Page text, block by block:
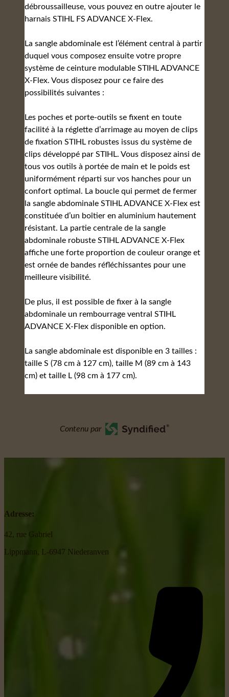
débroussailleuse, vous pouvez en outre ajouter le
harnais STIHL FS ADVANCE X-Flex.
La sangle abdominale est l’élément central à partir
duquel vous composez ensuite votre propre
système de ceinture modulable STIHL ADVANCE
X-Flex. Vous disposez pour ce faire des
possibilités suivantes :
Les poches et porte-outils se fixent en toute
facilité à la réglette d’arrimage au moyen de clips
de fixation STIHL robustes issus du système de
clips développé par STIHL. Vous disposez ainsi de
tous vos outils à portée de main et le poids est
uniformément réparti sur vos hanches pour un
confort optimal. La boucle qui permet de fermer
la sangle abdominale STIHL ADVANCE X-Flex est
constituée d’un boîtier en aluminium hautement
résistant. La partie centrale de la sangle
abdominale robuste STIHL ADVANCE X-Flex
affiche une forte proportion de couleur orange et
est ornée de bandes réfléchissantes pour une
meilleure visibilité.
De plus, il est possible de fixer à la sangle
abdominale un rembourrage ventral STIHL
ADVANCE X-Flex disponible en option.
La sangle abdominale est disponible en 3 tailles :
taille S (78 cm à 127 cm), taille M (89 cm à 143
cm) et taille L (98 cm à 177 cm).
Contenu par
Adresse:
42, rue Gabriel
Lippmann, L-6947 Niederanven